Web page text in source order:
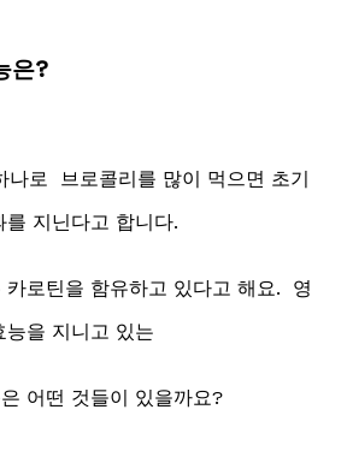
은?
로 브로콜리를 많이 먹으면 초기
지닌다고 합니다.
카로틴을 함유하고 있다고 해요. 영
을 지니고 있는
어떤 것들이 있을까요?